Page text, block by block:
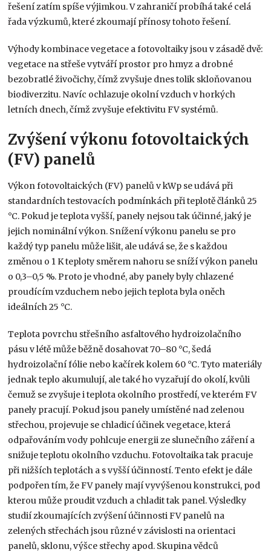
řešení zatím spíše výjimkou. V zahraničí probíhá také celá
řada výzkumů, které zkoumají přínosy tohoto řešení.
Výhody kombinace vegetace a fotovoltaiky jsou v zásadě dvě:
vegetace na střeše vytváří prostor pro hmyz a drobné
bezobratlé živočichy, čímž zvyšuje dnes tolik skloňovanou
biodiverzitu. Navíc ochlazuje okolní vzduch v horkých
letních dnech, čímž zvyšuje efektivitu FV systémů.
Zvýšení výkonu fotovoltaických
(FV) panelů
Výkon fotovoltaických (FV) panelů v kWp se udává při
standardních testovacích podmínkách při teplotě článků 25
°C. Pokud je teplota vyšší, panely nejsou tak účinné, jaký je
jejich nominální výkon. Snížení výkonu panelu se pro
každý typ panelu může lišit, ale udává se, že s každou
změnou o 1 K teploty směrem nahoru se sníží výkon panelu
o 0,3–0,5 %. Proto je vhodné, aby panely byly chlazené
proudícím vzduchem nebo jejich teplota byla oněch
ideálních 25 °C.
Teplota povrchu střešního asfaltového hydroizolačního
pásu v létě může běžně dosahovat 70–80 °C, šedá
hydroizolační fólie nebo kačírek kolem 60 °C. Tyto materiály
jednak teplo akumulují, ale také ho vyzařují do okolí, kvůli
čemuž se zvyšuje i teplota okolního prostředí, ve kterém FV
panely pracují. Pokud jsou panely umístěné nad zelenou
střechou, projevuje se chladicí účinek vegetace, která
odpařováním vody pohlcuje energii ze slunečního záření a
snižuje teplotu okolního vzduchu. Fotovoltaika tak pracuje
při nižších teplotách a s vyšší účinností. Tento efekt je dále
podpořen tím, že FV panely mají vyvýšenou konstrukci, pod
kterou může proudit vzduch a chladit tak panel. Výsledky
studií zkoumajících zvýšení účinnosti FV panelů na
zelených střechách jsou různé v závislosti na orientaci
panelů, sklonu, výšce střechy apod. Skupina vědců